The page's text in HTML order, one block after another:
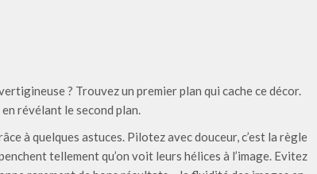
? Trouvez un premier plan qui cache ce décor.
révélant le second plan.
à quelques astuces. Pilotez avec douceur, c’est la règle
tellement qu’on voit leurs hélices à l’image. Evitez